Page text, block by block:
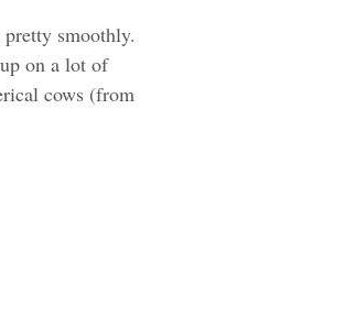
smoothly.
on a lot of
cows (from